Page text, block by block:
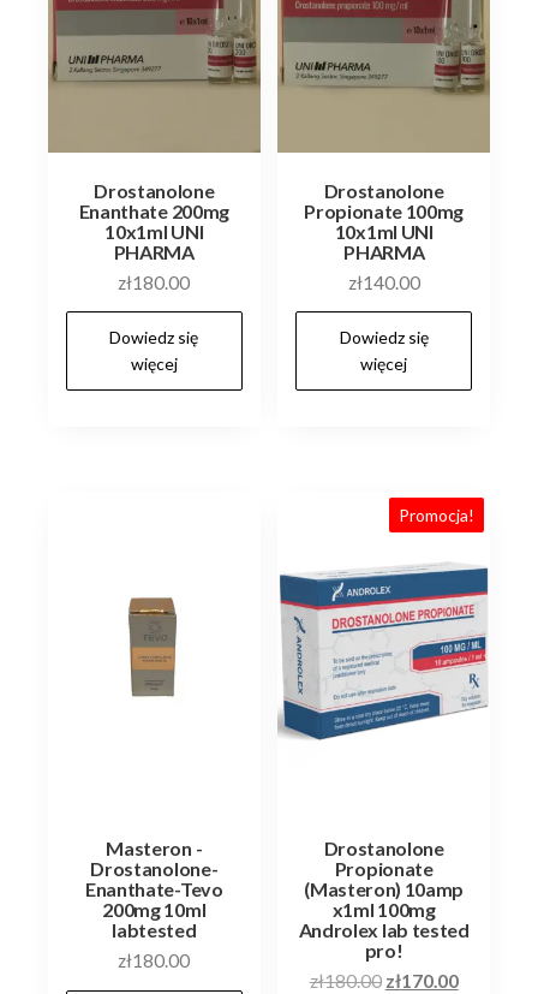
Drostanolone
Enanthate 200mg
10x1ml UNI
PHARMA
zł180.00
Dowiedz się
więcej
Drostanolone
Propionate 100mg
10x1ml UNI
PHARMA
zł140.00
Dowiedz się
więcej
Masteron -
Drostanolone-
Enanthate-Tevo
200mg 10ml
labtested
zł180.00
Promocja!
Drostanolone
Propionate
(Masteron) 10amp
x1ml 100mg
Androlex lab tested
pro!
zł180.00 Pierwotna
zł170.00Aktualna